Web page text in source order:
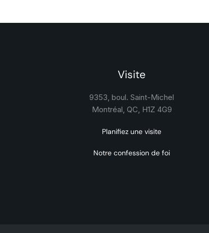
Visite
9353, boul. Saint-Michel
Montréal, QC, H1Z 4G9
Planifiez une visite
Notre confession de foi